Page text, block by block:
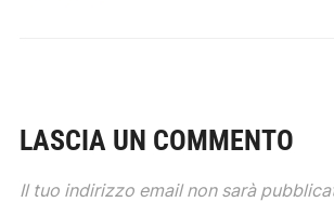
LASCIA UN COMMENTO
Il tuo indirizzo email non sarà